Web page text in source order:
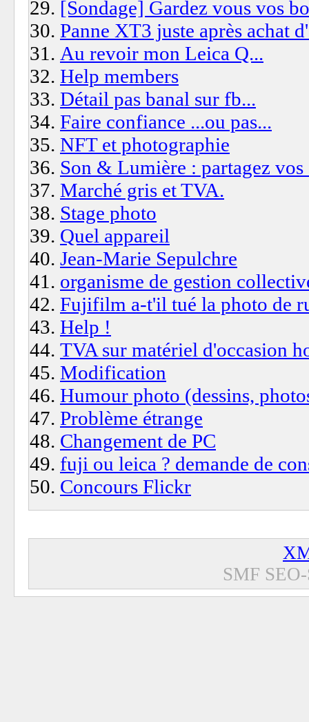
[Sondage] Gardez vous vos
Panne XT3 juste après achat
Au revoir mon Leica Q...
Help members
Détail pas banal sur fb...
Faire confiance ...ou pas...
NFT et photographie
Son & Lumière : partagez
Marché gris et TVA.
Stage photo
Quel appareil
Jean-Marie Sepulchre
organisme de gestion
Fujifilm a-t'il tué la photo de
Help !
TVA sur matériel d'occasion
Modification
Humour photo (dessins,
Problème étrange
Changement de PC
fuji ou leica ? demande de
Concours Flickr
SMF